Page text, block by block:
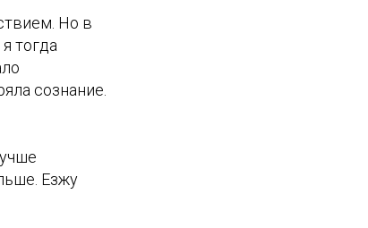
Но в
тогда
сознание.
Езжу